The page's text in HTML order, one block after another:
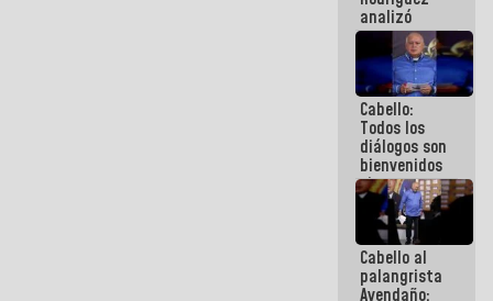
diálogo
analizó
junto a
gobernadores
planes de
recuperación
del Sistema
Eléctrico
Nacional
Cabello:
Todos los
diálogos son
bienvenidos
siempre que
estén en el
marco de la
Constitución
de la
República
Cabello al
palangrista
Avendaño: